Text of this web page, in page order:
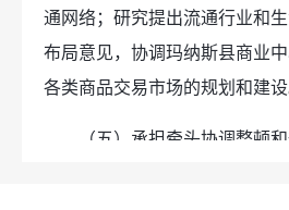
通网络；研究提出流通行业和
布局意见，协调玛纳斯县商业
各类商品交易市场的规划和建设
（五）承担牵头协调整顿